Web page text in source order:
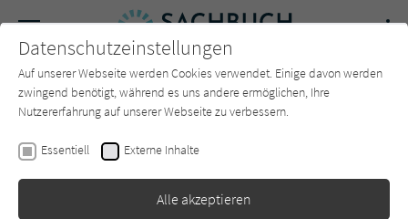
SUCHE Forum Charts Newsletter
Dr. Med. Ulrich Strunz
Nährstoffversorgung
Datenschutzeinstellungen
Auf unserer Webseite werden Cookies verwendet. Einige davon werden
zwingend benötigt, während es uns andere ermöglichen, Ihre
Nutzererfahrung auf unserer Webseite zu verbessern.
Essentiell Externe Inhalte
Alle akzeptieren